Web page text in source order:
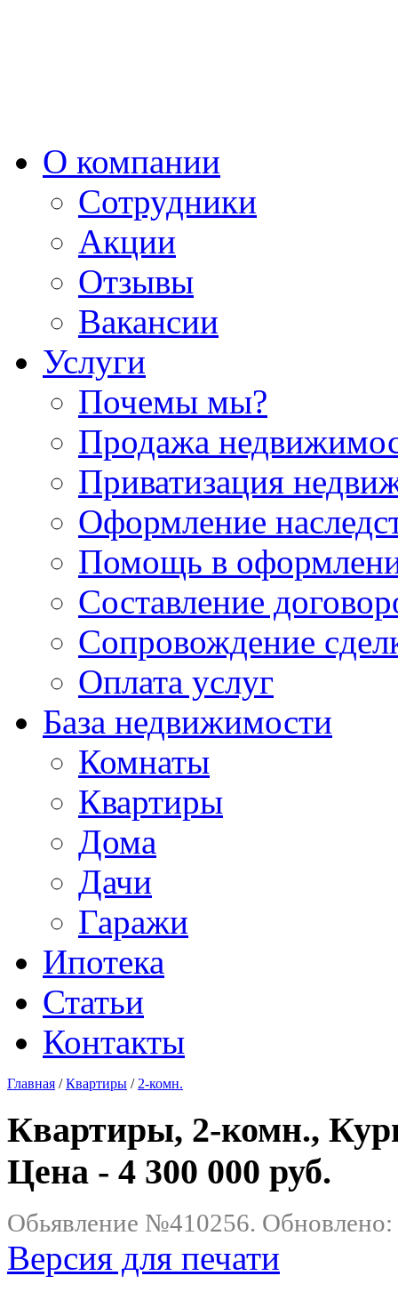
О компании
Сотрудники
Акции
Отзывы
Вакансии
Услуги
Почемы мы?
Продажа
Приватизация
Оформление
Помощь в
Составление
Сопровождение
Оплата услуг
База недвижимости
Комнаты
Квартиры
Дома
Дачи
Гаражи
Ипотека
Статьи
Контакты
Главная /Квартиры / 2-комн.
Квартиры, 2-комн.,
Цена - 4 300 000 руб.
Обьявление №410256.
Версия для печати